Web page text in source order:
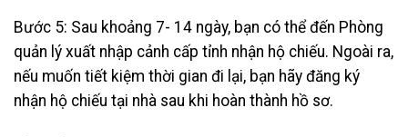
Bước 5: Sau khoảng 7- 14 ngày, bạn có thể đến Phòng
quản lý xuất nhập cảnh cấp tỉnh nhận hộ chiếu. Ngoài ra,
nếu muốn tiết kiệm thời gian đi lại, bạn hãy đăng ký
nhận hộ chiếu tại nhà sau khi hoàn thành hồ sơ.